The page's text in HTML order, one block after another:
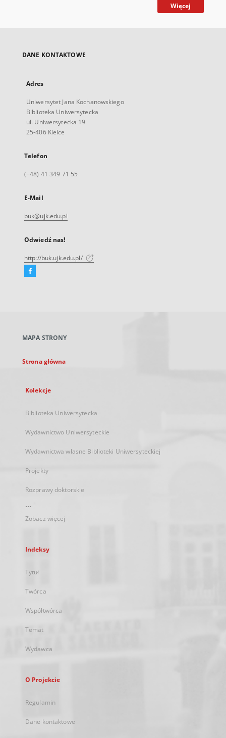
Więcej
DANE KONTAKTOWE
Adres
Uniwersytet Jana Kochanowskiego
Biblioteka Uniwersytecka
ul. Uniwersytecka 19
25-406 Kielce
Telefon
(+48) 41 349 71 55
E-Mail
buk@ujk.edu.pl
Odwiedź nas!
http://buk.ujk.edu.pl/
Facebook
karcie
MAPA STRONY
Strona główna
Kolekcje
Biblioteka Uniwersytecka
Wydawnictwo Uniwersyteckie
Wydawnictwa własne Biblioteki Uniwersyteckiej
Projekty
Rozprawy doktorskie
...
Zobacz więcej
Indeksy
Tytuł
Twórca
Współtwórca
Temat
Wydawca
O Projekcie
Regulamin
Dane kontaktowe